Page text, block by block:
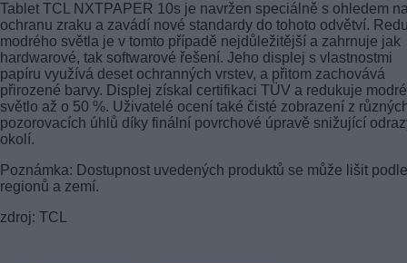
Tablet TCL NXTPAPER 10s je navržen speciálně s ohledem
ochranu zraku a zavádí nové standardy do tohoto odvětví.
modrého světla je v tomto případě nejdůležitější a zahrnuje jak
hardwarové, tak softwarové řešení. Jeho displej s vlastnostmi
papíru využívá deset ochranných vrstev, a přitom zachovává
přirozené barvy. Displej získal certifikaci TÜV a redukuje modré
světlo až o 50 %. Uživatelé ocení také čisté zobrazení z
pozorovacích úhlů díky finální povrchové úpravě snižující
okolí.
Poznámka: Dostupnost uvedených produktů se může lišit podle
regionů a zemí.
zdroj: TCL